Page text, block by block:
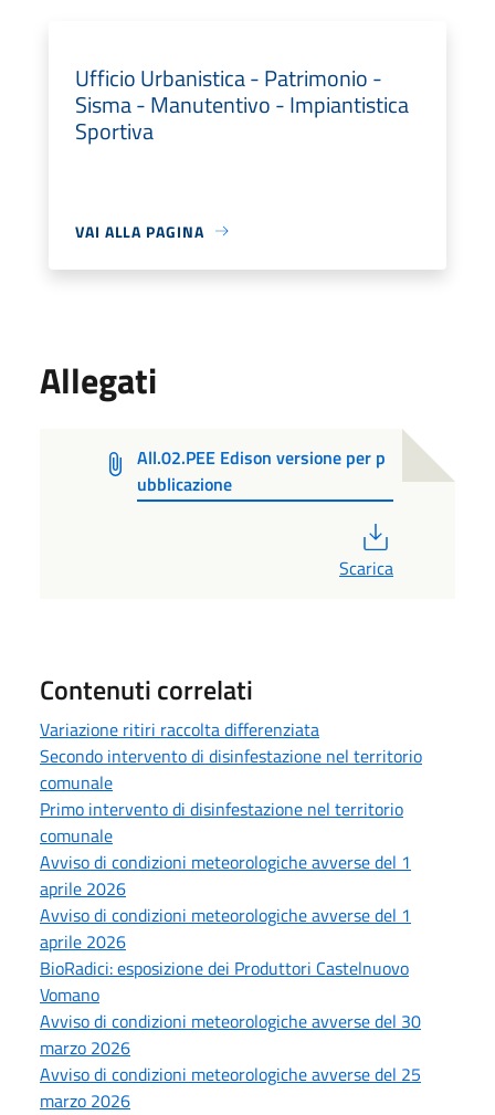
Ufficio Urbanistica - Patrimonio -
Sisma - Manutentivo - Impiantistica
Sportiva
VAI ALLA PAGINA
Allegati
All.02.PEE Edison versione per p
ubblicazione
Scarica
Contenuti correlati
Variazione ritiri raccolta differenziata
Secondo intervento di disinfestazione nel territorio
comunale
Primo intervento di disinfestazione nel territorio
comunale
Avviso di condizioni meteorologiche avverse del 1
aprile 2026
Avviso di condizioni meteorologiche avverse del 1
aprile 2026
BioRadici: esposizione dei Produttori Castelnuovo
Vomano
Avviso di condizioni meteorologiche avverse del 30
marzo 2026
Avviso di condizioni meteorologiche avverse del 25
marzo 2026